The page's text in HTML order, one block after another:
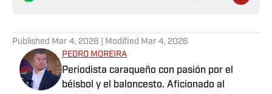
Published Mar 4, 2026 | Modified Mar 4, 2026
PEDRO MOREIRA
Periodista caraqueño con pasión por el
béisbol y el baloncesto. Aficionado al